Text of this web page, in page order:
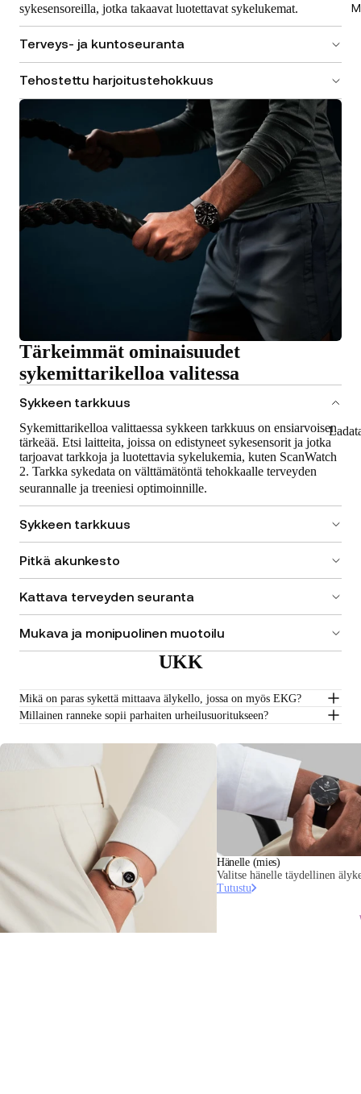
sykesensoreilla, jotka takaavat luotettavat sykelukemat.
Terveys- ja kuntoseuranta
Tehostettu harjoitustehokkuus
Tärkeimmät ominaisuudet
sykemittarikelloa valitessa
Sykkeen tarkkuus
Sykemittarikelloa valittaessa sykkeen tarkkuus on ensiarvoisen
tärkeää. Etsi laitteita, joissa on edistyneet sykesensorit ja jotka
tarjoavat tarkkoja ja luotettavia sykelukemia, kuten ScanWatch
2. Tarkka sykedata on välttämätöntä tehokkaalle terveyden
seurannalle ja treeniesi optimoinnille.
Sykkeen tarkkuus
Pitkä akunkesto
Kattava terveyden seuranta
Mukava ja monipuolinen muotoilu
UKK
Mikä on paras sykettä mittaava älykello, jossa on myös EKG?
Millainen ranneke sopii parhaiten urheilusuoritukseen?
Hänelle (mies)
Valitse hänelle täydellinen
Tutustu